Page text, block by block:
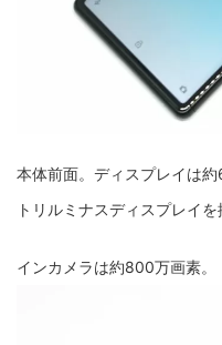
本体前面。ディスプレイは
トリルミナスディスプレイを
インカメラは約800万画素。